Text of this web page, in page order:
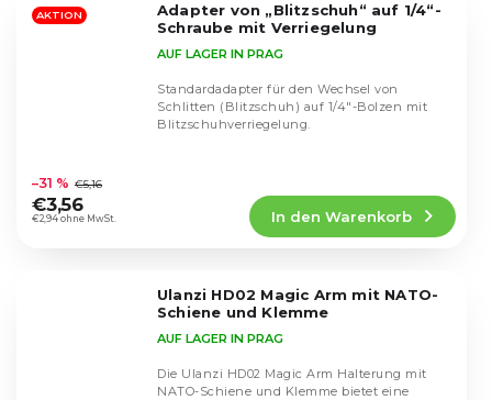
Sternen.
AKTION
Adapter von „Blitzschuh“ auf 1/4“-
Schraube mit Verriegelung
durchschnittliche
Produktbewertung
ist
AUF LAGER IN PRAG
€2,94 ohne MwSt.
–31 % €5,16
€3,56
In den Warenkorb
Standardadapter für den Wechsel von
Schlitten (Blitzschuh) auf 1/4"-Bolzen mit
Blitzschuhverriegelung.
Ulanzi HD02 Magic Arm mit NATO-
Schiene und Klemme
AUF LAGER IN PRAG
Die Ulanzi HD02 Magic Arm Halterung mit
NATO-Schiene und Klemme bietet eine